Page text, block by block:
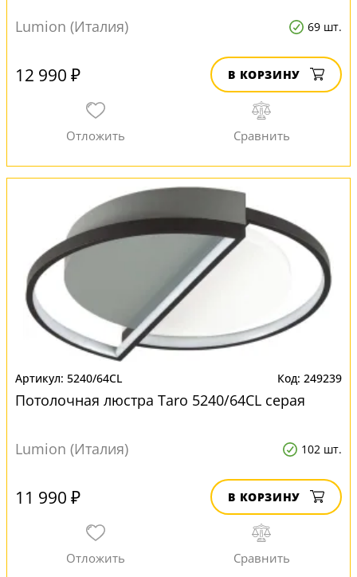
Lumion (Италия) 69 шт.
12 990 ₽ В КОРЗИНУ
5240/64CL 249239
Потолочная люстра Taro 5240/64CL серая
Lumion (Италия) 102 шт.
11 990 ₽ В КОРЗИНУ